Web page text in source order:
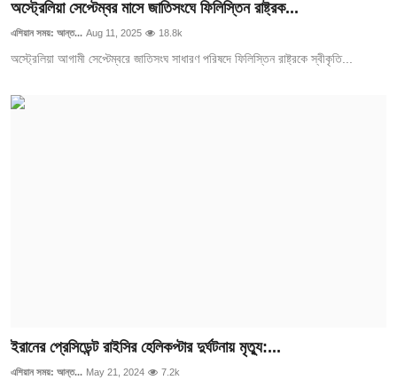
অস্ট্রেলিয়া সেপ্টেম্বর মাসে জাতিসংঘে ফিলিস্তিন রাষ্ট্রক...
এশিয়ান সময়: আন্ত... Aug 11, 2025 18.8k
অস্ট্রেলিয়া আগামী সেপ্টেম্বরে জাতিসংঘ সাধারণ পরিষদে ফিলিস্তিন রাষ্ট্রকে স্বীকৃতি...
ইরানের প্রেসিডেন্ট রাইসির হেলিকপ্টার দুর্ঘটনায় মৃত্যু:...
এশিয়ান সময়: আন্ত... May 21, 2024 7.2k